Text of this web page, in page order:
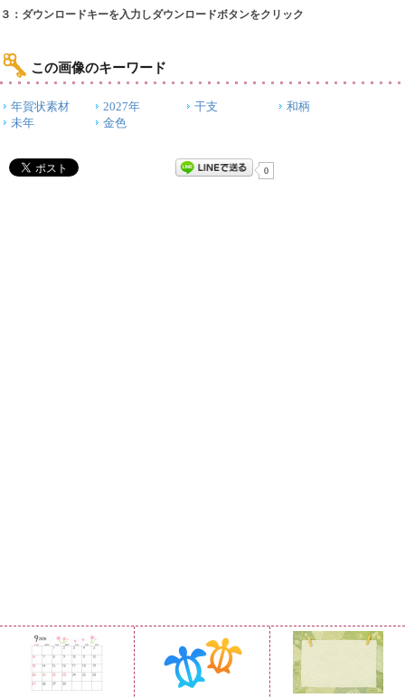
３：ダウンロードキーを入力しダウンロードボタンをクリック
この画像のキーワード
年賀状素材 2027年 干支
和柄
未年
金色
0